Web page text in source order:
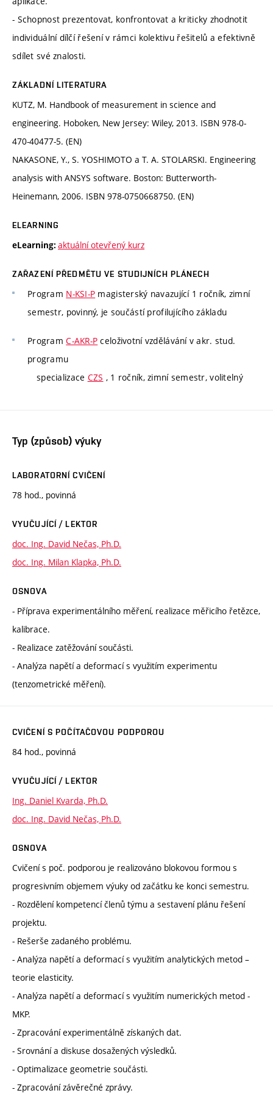
- Schopnost prezentovat, konfrontovat a kriticky zhodnotit
individuální dílčí řešení v rámci kolektivu řešitelů a efektivně
sdílet své znalosti.
ZÁKLADNÍ LITERATURA
KUTZ, M. Handbook of measurement in science and
engineering. Hoboken, New Jersey: Wiley, 2013. ISBN 978-0-
470-40477-5. (EN)
NAKASONE, Y., S. YOSHIMOTO a T. A. STOLARSKI. Engineering
analysis with ANSYS software. Boston: Butterworth-
Heinemann, 2006. ISBN 978-0750668750. (EN)
ELEARNING
eLearning: aktuální otevřený kurz
ZAŘAZENÍ PŘEDMĚTU VE STUDIJNÍCH PLÁNECH
Program N-KSI-P magisterský navazující 1 ročník, zimní
semestr, povinný, je součástí profilujícího základu
ProgramC-AKR-P celoživotní vzdělávání v akr. stud.
programu
specializace CZS , 1 ročník, zimní semestr, volitelný
Typ (způsob) výuky
LABORATORNÍ CVIČENÍ
78 hod., povinná
VYUČUJÍCÍ / LEKTOR
doc. Ing. David Nečas, Ph.D.
doc. Ing. Milan Klapka, Ph.D.
OSNOVA
- Příprava experimentálního měření, realizace měřicího řetězce,
kalibrace.
- Realizace zatěžování součásti.
- Analýza napětí a deformací s využitím experimentu
(tenzometrické měření).
CVIČENÍ S POČÍTAČOVOU PODPOROU
84 hod., povinná
VYUČUJÍCÍ / LEKTOR
Ing. Daniel Kvarda, Ph.D.
doc. Ing. David Nečas, Ph.D.
OSNOVA
Cvičení s poč. podporou je realizováno blokovou formou s
progresivním objemem výuky od začátku ke konci semestru.
- Rozdělení kompetencí členů týmu a sestavení plánu řešení
projektu.
- Rešerše zadaného problému.
- Analýza napětí a deformací s využitím analytických metod –
teorie elasticity.
- Analýza napětí a deformací s využitím numerických metod -
MKP.
- Zpracování experimentálně získaných dat.
- Srovnání a diskuse dosažených výsledků.
- Optimalizace geometrie součásti.
- Zpracování závěrečné zprávy.